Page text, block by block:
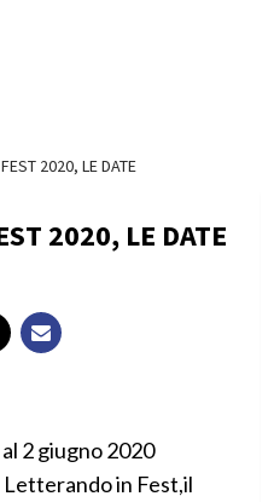
2020, LE DATE
2020, LE DATE
2 giugno 2020
Letterando in Fest,il